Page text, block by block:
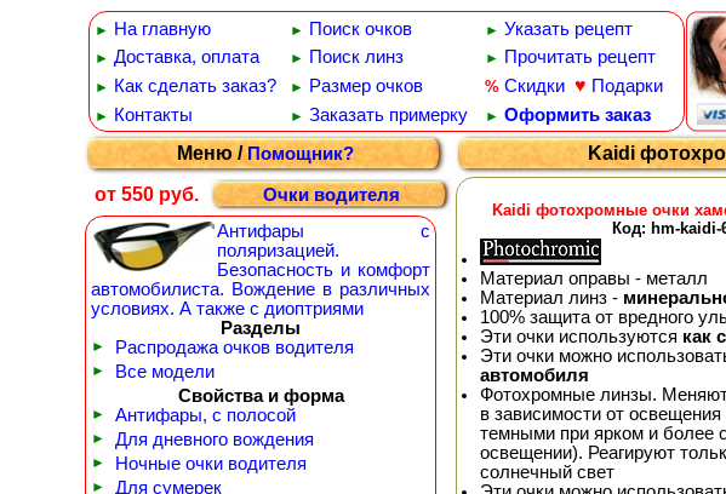
► На главную ► Поиск очков ► Указать рецепт
► Доставка, оплата ► Поиск линз ► Прочитать рецепт
► Как сделать заказ? ► Размер очков % Скидки ♥ Подарки
► Контакты ► Заказать примерку ► Оформить заказ
Меню /Помощник?
от 550 руб.
Очки водителя
Антифары с
поляризацией.
Безопасность и комфорт
автомобилиста. Вождение в различных
условиях. А также с диоптриями
Разделы
► Распродажа очков водителя
►
Все модели
Свойства и форма
► Антифары, с полосой
► Для дневного вождения
► Ночные очки водителя
► Для сумерек
Kaidi
Kaidi фотохромные очки
Код: hm-kaidi-
Материал оправы - металл
Материал линз -
100% защита от вредного
Эти очки используются как
Эти очки можно
автомобиля
Фотохромные линзы.
в зависимости от
темными при ярком и более
освещении). Реагируют
солнечный свет